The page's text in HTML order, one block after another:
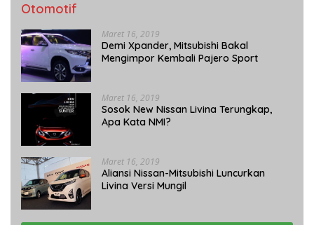
Otomotif
Maret 16, 2019
Demi Xpander, Mitsubishi Bakal
Mengimpor Kembali Pajero Sport
Maret 16, 2019
Sosok New Nissan Livina Terungkap,
Apa Kata NMI?
Maret 16, 2019
Aliansi Nissan-Mitsubishi Luncurkan
Livina Versi Mungil